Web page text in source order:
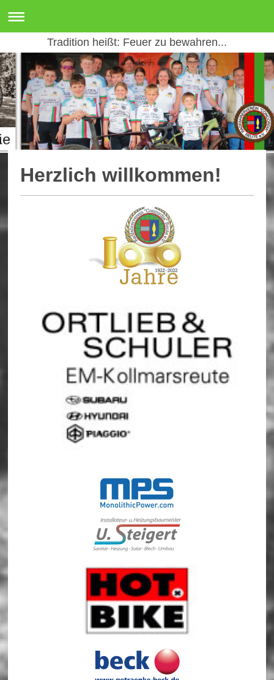
Tradition heißt: Feuer zu bewahren...
Herzlich willkommen!